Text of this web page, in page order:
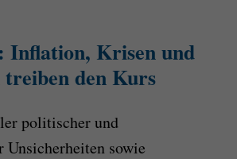
Inflation, Krisen und
den Kurs
politischer und
sowie